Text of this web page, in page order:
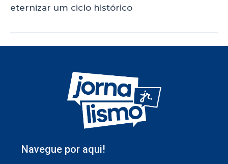
eternizar um ciclo histórico
Navegue por aqui!